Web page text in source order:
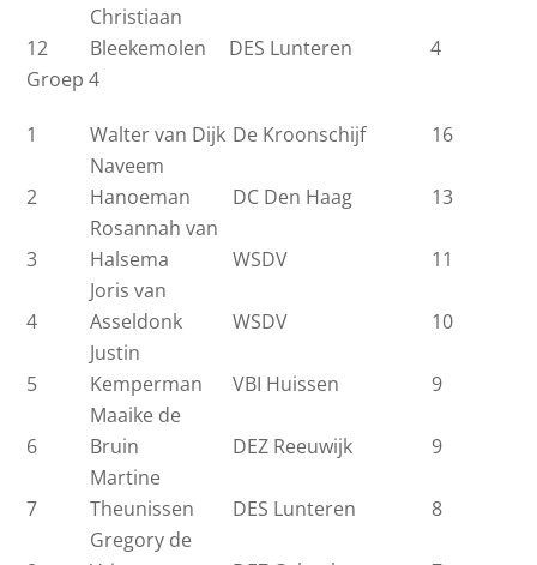
12
Christiaan
Bleekemolen
DES Lunteren
4
Groep 4
1 Walter van Dijk De Kroonschijf 16
2
Naveem
Hanoeman
DC Den Haag 13
3
Rosannah van
Halsema
WSDV 11
4
Joris van
Asseldonk
WSDV 10
5
Justin
Kemperman
VBI Huissen 9
6
Maaike de
Bruin
DEZ Reeuwijk 9
7
Martine
Theunissen
DES Lunteren 8
Gregory de